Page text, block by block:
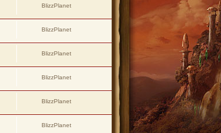
BlizzPlanet
BlizzPlanet
BlizzPlanet
BlizzPlanet
BlizzPlanet
BlizzPlanet